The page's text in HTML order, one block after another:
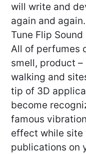
will write and
again and again.
Tune Flip Sound
All of perfumes
smell, product
walking and
tip of 3D
become
famous
effect while site
publications on